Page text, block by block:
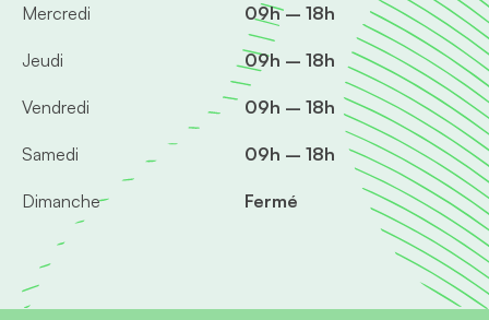
Mercredi 09h – 18h
Jeudi 09h – 18h
Vendredi 09h – 18h
Samedi 09h – 18h
Dimanche Fermé